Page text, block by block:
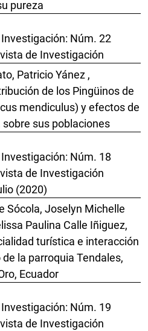
pureza
Núm. 22
de Investigación
Patricio Yánez ,
de los Pingüinos de
mendiculus) y efectos de
sus poblaciones
Núm. 18
de Investigación
(2020)
Sócola, Joselyn Michelle
Paulina Calle Iñiguez,
turística e interacción
la parroquia Tendales,
Ecuador
Núm. 19
de Investigación